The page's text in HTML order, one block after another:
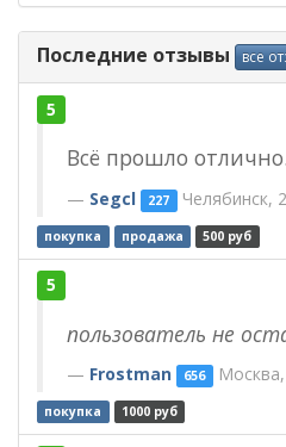
Последние отзывы все
5
Всё прошло отлично.
Segcl 227 Челябинск,
покупка продажа 500 руб
5
пользователь не
Frostman 656 Москва,
покупка 1000 руб